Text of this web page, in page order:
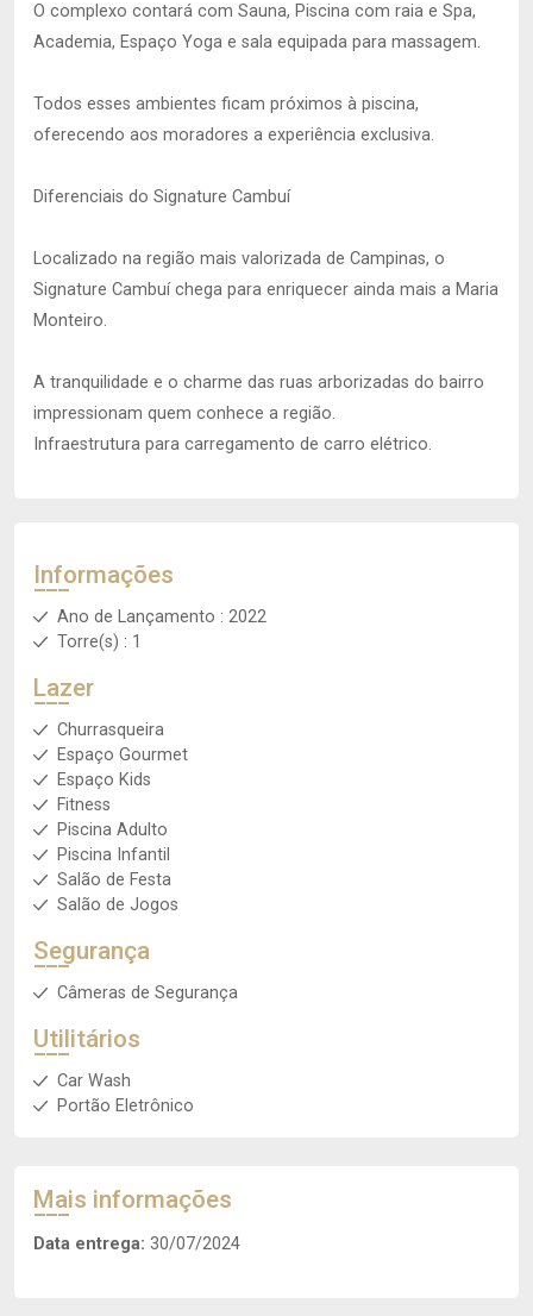
O complexo contará com Sauna, Piscina com raia e Spa,
Academia, Espaço Yoga e sala equipada para massagem.
Todos esses ambientes ficam próximos à piscina,
oferecendo aos moradores a experiência exclusiva.
Diferenciais do Signature Cambuí
Localizado na região mais valorizada de Campinas, o
Signature Cambuí chega para enriquecer ainda mais a Maria
Monteiro.
A tranquilidade e o charme das ruas arborizadas do bairro
impressionam quem conhece a região.
Infraestrutura para carregamento de carro elétrico.
Informações
Ano de Lançamento : 2022
Torre(s) : 1
Lazer
Churrasqueira
Espaço Gourmet
Espaço Kids
Fitness
Piscina Adulto
Piscina Infantil
Salão de Festa
Salão de Jogos
Segurança
Câmeras de Segurança
Utilitários
Car Wash
Portão Eletrônico
Mais informações
Data entrega: 30/07/2024